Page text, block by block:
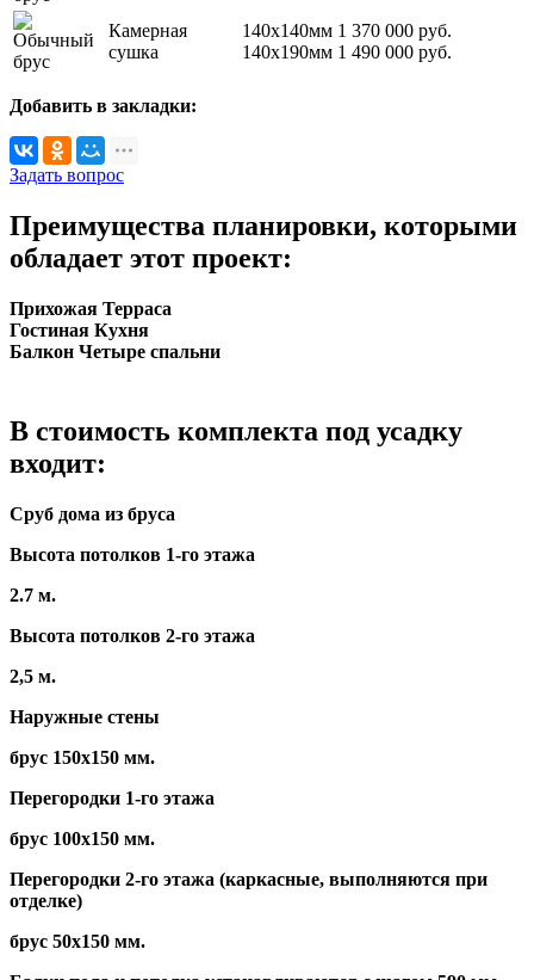
Камерная
сушка
140х140мм 1 370 000 руб.
140х190мм 1 490 000 руб.
Добавить в закладки:
Задать вопрос
Преимущества планировки, которыми
обладает этот проект:
Прихожая Терраса
Гостиная Кухня
Балкон Четыре спальни
В стоимость комплекта под усадку
входит:
Сруб дома из бруса
Высота потолков 1-го этажа
2.7 м.
Высота потолков 2-го этажа
2,5 м.
Наружные стены
брус 150х150 мм.
Перегородки 1-го этажа
брус 100х150 мм.
Перегородки 2-го этажа (каркасные, выполняются при
отделке)
брус 50х150 мм.